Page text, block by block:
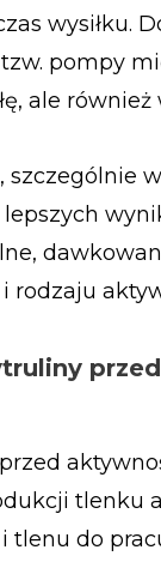
wysiłku.
pompy
ale
rodzaju
tlenku
tlenu do